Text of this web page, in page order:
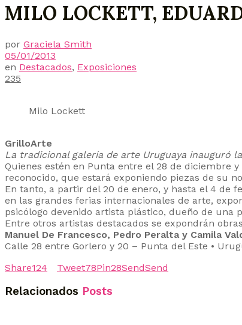
MILO LOCKETT,
por Graciela Smith
05/01/2013
en Destacados, Exposiciones
235
Milo Lockett
GrilloArte
La tradicional galería de arte Uruguaya inauguró
Quienes estén en Punta entre el 28 de diciembre
reconocido, que estará exponiendo piezas de su
En tanto, a partir del 20 de enero, y hasta el 4 de
en las grandes ferias internacionales de arte,
psicólogo devenido artista plástico, dueño de una
Entre otros artistas destacados se expondrán
Manuel De Francesco, Pedro Peralta y Camila
Calle 28 entre Gorlero y 20 – Punta del Este •
Share124 Tweet78Pin28SendSend
Relacionados Posts